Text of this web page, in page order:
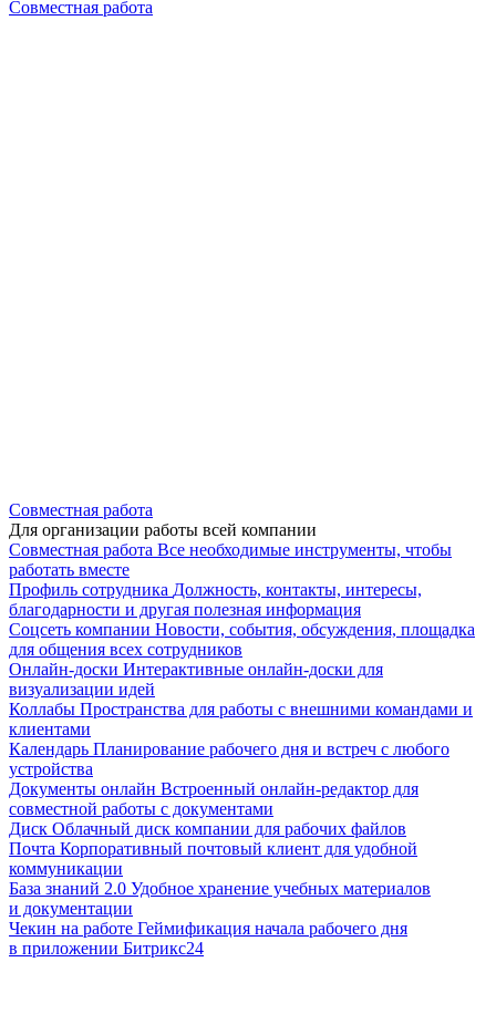
Совместная работа
Совместная работа
Для организации работы всей компании
Совместная работа Все необходимые инструменты, чтобы
работать вместе
Профиль сотрудника Должность, контакты, интересы,
благодарности и другая полезная информация
Соцсеть компании Новости, события, обсуждения, площадка
для общения всех сотрудников
Онлайн-доски Интерактивные онлайн-доски для
визуализации идей
Коллабы Пространства для работы с внешними командами и
клиентами
Календарь Планирование рабочего дня и встреч с любого
устройства
Документы онлайн Встроенный онлайн-редактор для
совместной работы с документами
Диск Облачный диск компании для рабочих файлов
Почта Корпоративный почтовый клиент для удобной
коммуникации
База знаний 2.0 Удобное хранение учебных материалов
и документации
Чекин на работе Геймификация начала рабочего дня
в приложении Битрикс24